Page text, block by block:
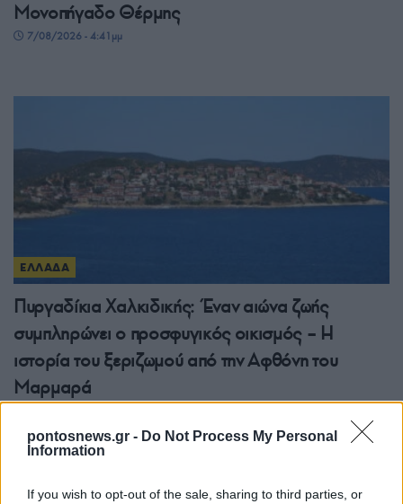
pontosnews.gr - Do Not Process My Personal
Information
If you wish to opt-out of the sale, sharing to third parties, or
Μονοπήγαδο Θέρμης
7/08/2026 - 4:41μμ
ΕΛΛΑΔΑ
Πυργαδίκια Χαλκιδικής: Έναν αιώνα ζωής
συμπληρώνει ο προσφυγικός οικισμός – Η
ιστορία του ξεριζωμού από την Αφθόνη του
Μαρμαρά